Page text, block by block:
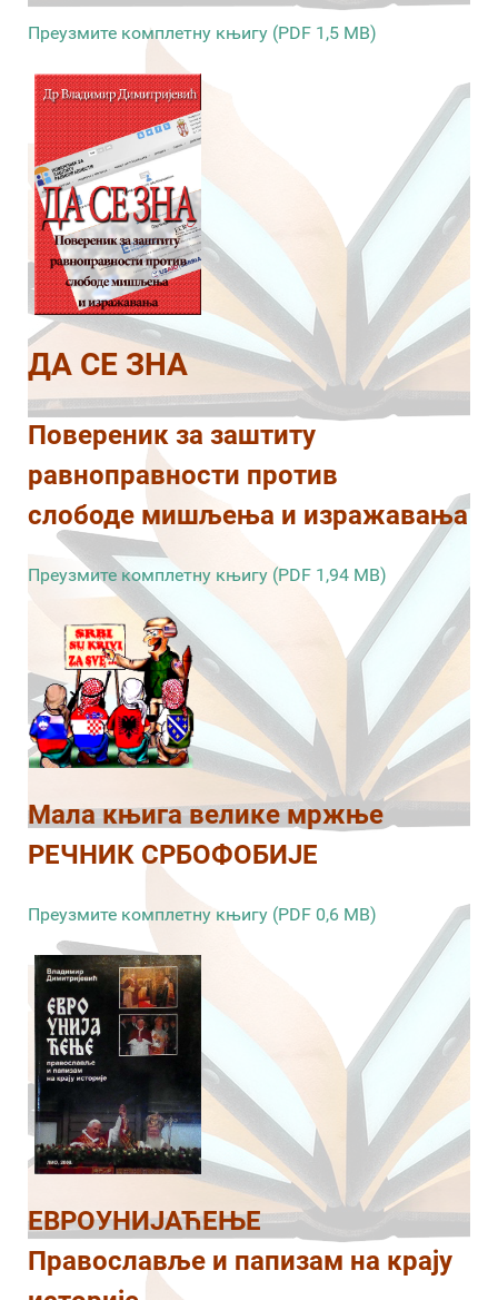
Преузмите комплетну књигу (PDF 1,5 MB)
ДА СЕ ЗНА
Повереник за заштиту
равноправности против
слободе мишљења и изражавања
Преузмите комплетну књигу (PDF 1,94 MB)
Мала књига велике мржње
РЕЧНИК СРБОФОБИЈЕ
Преузмите комплетну књигу (PDF 0,6 MB)
ЕВРОУНИЈАЋЕЊЕ
Православље и папизам на крају